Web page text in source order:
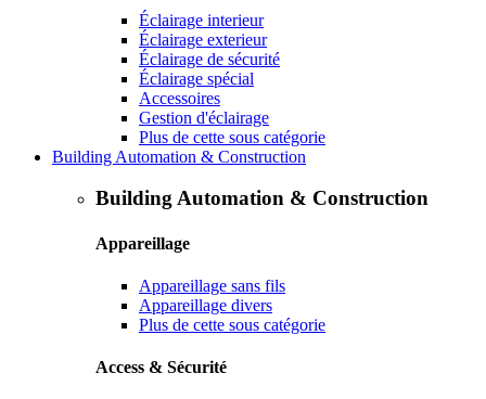
Éclairage interieur
Éclairage exterieur
Éclairage de sécurité
Éclairage spécial
Accessoires
Gestion d'éclairage
Plus de cette sous catégorie
Building Automation & Construction
Building Automation & Construction
Appareillage
Appareillage sans fils
Appareillage divers
Plus de cette sous catégorie
Access & Sécurité